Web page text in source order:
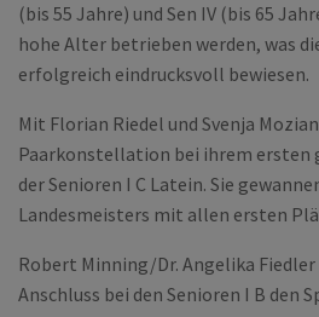
(bis 55 Jahre) und Sen IV (bis 65
hohe Alter betrieben werden, was
erfolgreich eindrucksvoll bewiesen.
Mit Florian Riedel und Svenja
Paarkonstellation bei ihrem ersten
der Senioren I C Latein. Sie
Landesmeisters mit allen ersten
Robert Minning/Dr. Angelika
Anschluss bei den Senioren I B den